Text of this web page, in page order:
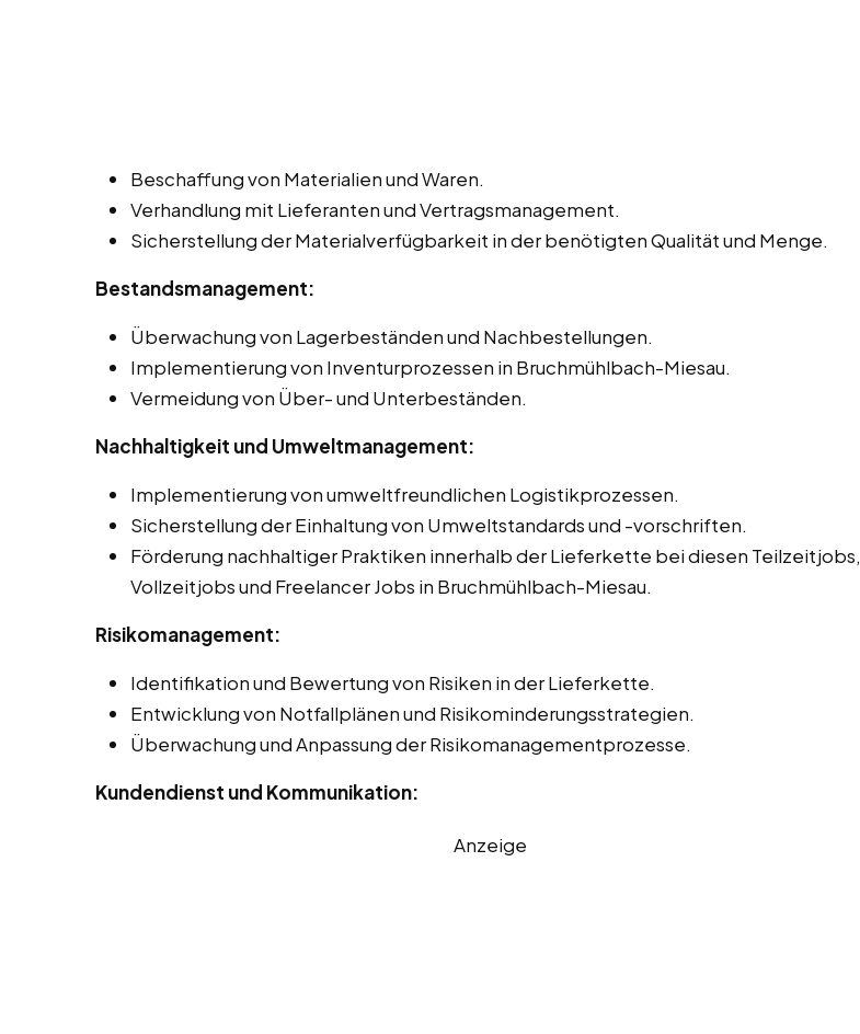
Beschaffung von Materialien und Waren.
Verhandlung mit Lieferanten und Vertragsmanagement.
Sicherstellung der Materialverfügbarkeit in der benötigten Qualität und Menge.
Bestandsmanagement:
Überwachung von Lagerbeständen und Nachbestellungen.
Implementierung von Inventurprozessen in Bruchmühlbach-Miesau.
Vermeidung von Über- und Unterbeständen.
Nachhaltigkeit und Umweltmanagement:
Implementierung von umweltfreundlichen Logistikprozessen.
Sicherstellung der Einhaltung von Umweltstandards und -vorschriften.
Förderung nachhaltiger Praktiken innerhalb der Lieferkette bei diesen Teilzeitjobs,
Vollzeitjobs und Freelancer Jobs in Bruchmühlbach-Miesau.
Risikomanagement:
Identifikation und Bewertung von Risiken in der Lieferkette.
Entwicklung von Notfallplänen und Risikominderungsstrategien.
Überwachung und Anpassung der Risikomanagementprozesse.
Kundendienst und Kommunikation:
Anzeige